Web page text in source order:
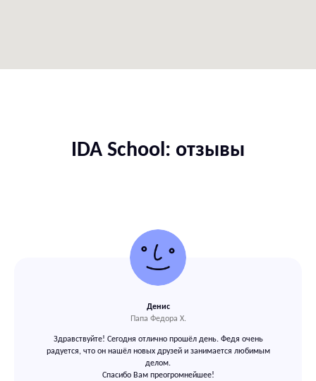
IDA School: отзывы
Денис
Папа Федора Х.
Здравствуйте! Сегодня отлично прошёл день. Федя очень
радуется, что он нашёл новых друзей и занимается любимым
делом.
Спасибо Вам преогромнейшее!
и мы свяжемся с вами в ближайший